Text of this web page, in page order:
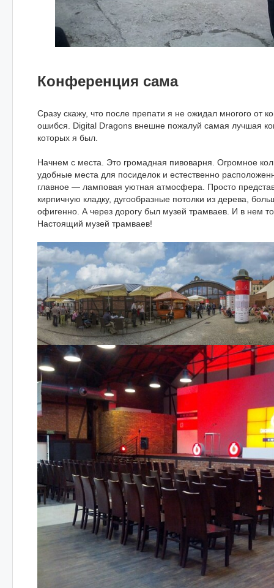
Конференция сама
Сразу скажу, что после препати я не ожидал многого от
ошибся. Digital Dragons внешне пожалуй самая лучшая
которых я был.
Начнем с места. Это громадная пивоварня. Огромное
удобные места для посиделок и естественно
главное — ламповая уютная атмосфера. Просто
кирпичную кладку, дугообразные потолки из дерева,
офигенно. А через дорогу был музей трамваев. И в нем
Настоящий музей трамваев!